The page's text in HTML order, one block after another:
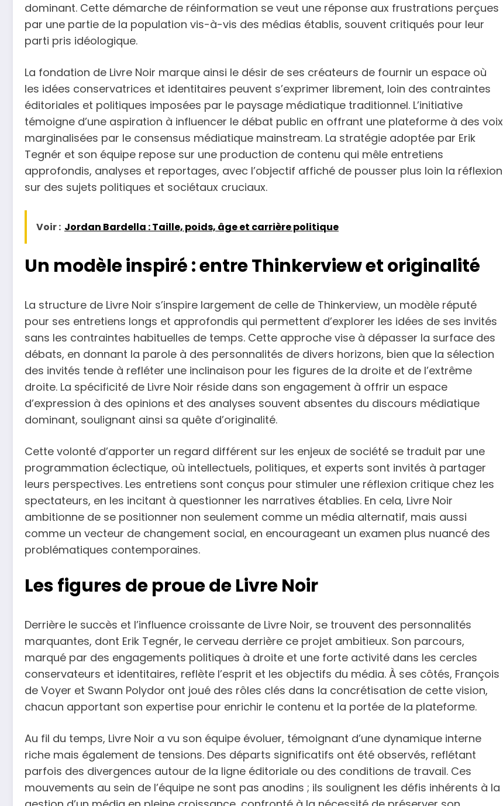
dominant. Cette démarche de réinformation se veut une réponse aux frustrations perçues
par une partie de la population vis-à-vis des médias établis, souvent critiqués pour leur
parti pris idéologique.
La fondation de Livre Noir marque ainsi le désir de ses créateurs de fournir un espace où
les idées conservatrices et identitaires peuvent s’exprimer librement, loin des contraintes
éditoriales et politiques imposées par le paysage médiatique traditionnel. L’initiative
témoigne d’une aspiration à influencer le débat public en offrant une plateforme à des voix
marginalisées par le consensus médiatique mainstream. La stratégie adoptée par Erik
Tegnér et son équipe repose sur une production de contenu qui mêle entretiens
approfondis, analyses et reportages, avec l’objectif affiché de pousser plus loin la réflexion
sur des sujets politiques et sociétaux cruciaux.
Voir : Jordan Bardella : Taille, poids, âge et carrière politique
Un modèle inspiré : entre Thinkerview et originalité
La structure de Livre Noir s’inspire largement de celle de Thinkerview, un modèle réputé
pour ses entretiens longs et approfondis qui permettent d’explorer les idées de ses invités
sans les contraintes habituelles de temps. Cette approche vise à dépasser la surface des
débats, en donnant la parole à des personnalités de divers horizons, bien que la sélection
des invités tende à refléter une inclinaison pour les figures de la droite et de l’extrême
droite. La spécificité de Livre Noir réside dans son engagement à offrir un espace
d’expression à des opinions et des analyses souvent absentes du discours médiatique
dominant, soulignant ainsi sa quête d’originalité.
Cette volonté d’apporter un regard différent sur les enjeux de société se traduit par une
programmation éclectique, où intellectuels, politiques, et experts sont invités à partager
leurs perspectives. Les entretiens sont conçus pour stimuler une réflexion critique chez les
spectateurs, en les incitant à questionner les narratives établies. En cela, Livre Noir
ambitionne de se positionner non seulement comme un média alternatif, mais aussi
comme un vecteur de changement social, en encourageant un examen plus nuancé des
problématiques contemporaines.
Les figures de proue de Livre Noir
Derrière le succès et l’influence croissante de Livre Noir, se trouvent des personnalités
marquantes, dont Erik Tegnér, le cerveau derrière ce projet ambitieux. Son parcours,
marqué par des engagements politiques à droite et une forte activité dans les cercles
conservateurs et identitaires, reflète l’esprit et les objectifs du média. À ses côtés, François
de Voyer et Swann Polydor ont joué des rôles clés dans la concrétisation de cette vision,
chacun apportant son expertise pour enrichir le contenu et la portée de la plateforme.
Au fil du temps, Livre Noir a vu son équipe évoluer, témoignant d’une dynamique interne
riche mais également de tensions. Des départs significatifs ont été observés, reflétant
parfois des divergences autour de la ligne éditoriale ou des conditions de travail. Ces
mouvements au sein de l’équipe ne sont pas anodins ; ils soulignent les défis inhérents à la